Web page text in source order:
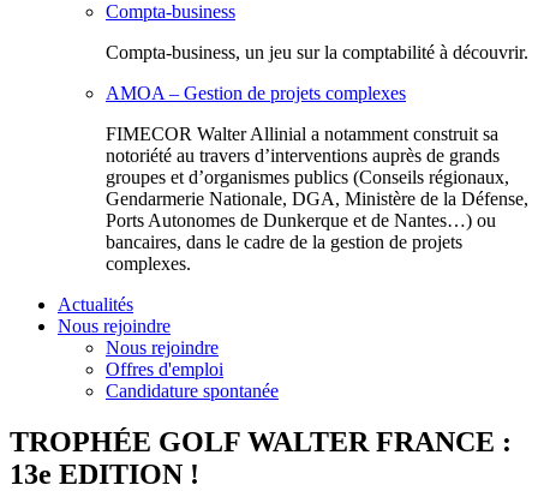
Compta-business
Compta-business, un jeu sur la comptabilité à découvrir.
AMOA – Gestion de projets complexes
FIMECOR Walter Allinial a notamment construit sa
notoriété au travers d’interventions auprès de grands
groupes et d’organismes publics (Conseils régionaux,
Gendarmerie Nationale, DGA, Ministère de la Défense,
Ports Autonomes de Dunkerque et de Nantes…) ou
bancaires, dans le cadre de la gestion de projets
complexes.
Actualités
Nous rejoindre
Nous rejoindre
Offres d'emploi
Candidature spontanée
TROPHÉE GOLF WALTER FRANCE :
13e EDITION !